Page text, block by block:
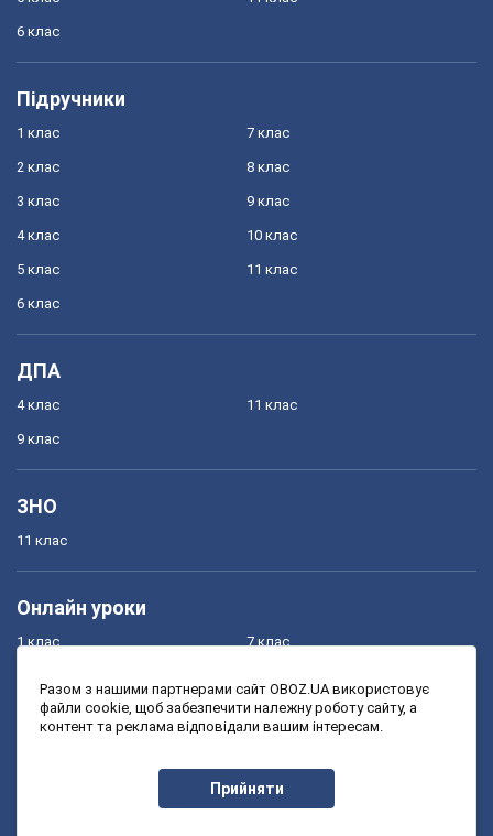
6 клас
Підручники
1 клас
2 клас
3 клас
4 клас
5 клас
6 клас
7 клас
8 клас
9 клас
10 клас
11 клас
ДПА
4 клас
9 клас
11 клас
ЗНО
11 клас
Онлайн уроки
1 клас
3 клас
7 клас
9 клас
Разом з нашими партнерами сайт OBOZ.UA використовує
файли cookie, щоб забезпечити належну роботу сайту, а
контент та реклама відповідали вашим інтересам.
Прийняти